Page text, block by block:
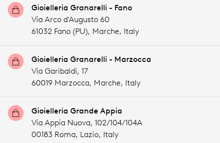
Gioielleria Granarelli - Fano
Via Arco d'Augusto 60
61032 Fano (PU), Marche, Italy
Gioielleria Granarelli - Marzocca
Via Garibaldi, 17
60019 Marzocca, Marche, Italy
Gioielleria Grande Appia
Via Appia Nuova, 102/104/104A
00183 Roma, Lazio, Italy